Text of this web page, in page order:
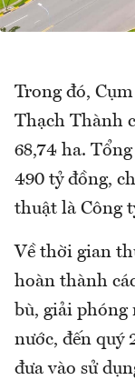
Trong đó,
Thạch Thành
68,74 ha.
490 tỷ đồng,
thuật là Công
Về thời gian
hoàn thành
bù, giải phóng
nước, đến quý
đưa vào sử